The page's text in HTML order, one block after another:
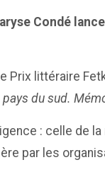
Condé
Prix littéraire
du sud.
: celle de
par les